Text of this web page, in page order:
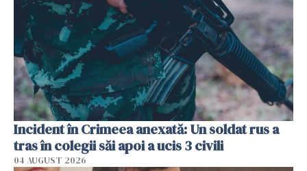
Incident în Crimeea anexată: Un soldat rus a
tras în colegii săi apoi a ucis 3 civili
04 AUGUST 2026